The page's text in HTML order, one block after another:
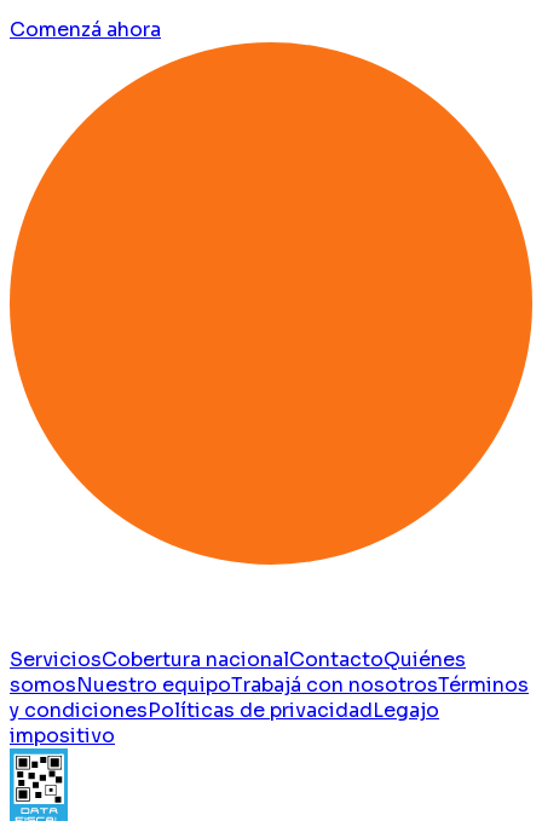
Comenzá ahora
ServiciosCobertura nacionalContactoQuiénes
somosNuestro equipoTrabajá con nosotrosTérminos
y condicionesPolíticas de privacidadLegajo
impositivo